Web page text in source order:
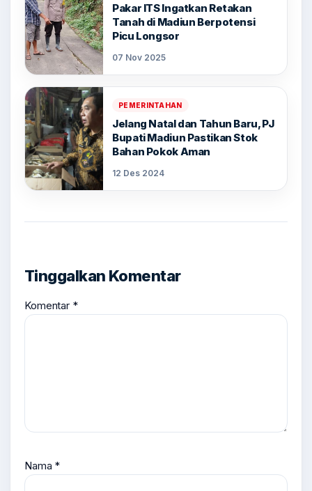
Pakar ITS Ingatkan Retakan
Tanah di Madiun Berpotensi
Picu Longsor
07 Nov 2025
PEMERINTAHAN
Jelang Natal dan Tahun Baru, PJ
Bupati Madiun Pastikan Stok
Bahan Pokok Aman
12 Des 2024
Tinggalkan Komentar
Komentar *
Nama *